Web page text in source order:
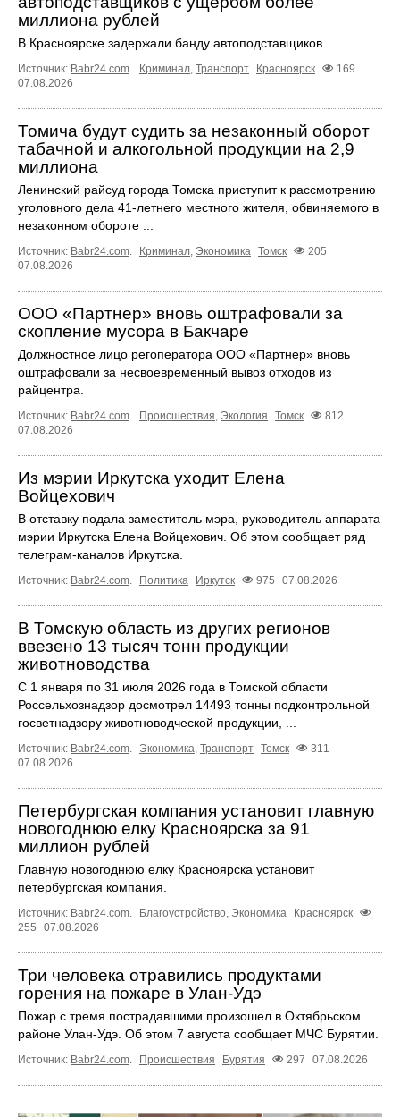
миллиона рублей
В Красноярске задержали банду автоподставщиков.
Источник: Babr24.com Криминал Транспорт Красноярск
169
07.08.2026
Томича будут судить за незаконный оборот
табачной и алкогольной продукции на 2,9
миллиона
Ленинский райсуд города Томска приступит к рассмотрению
уголовного дела 41-летнего местного жителя, обвиняемого в
незаконном обороте ...
Источник: Babr24.com Криминал Экономика Томск
205
07.08.2026
ООО «Партнер» вновь оштрафовали за
скопление мусора в Бакчаре
Должностное лицо регоператора ООО «Партнер» вновь
оштрафовали за несвоевременный вывоз отходов из
райцентра.
Источник: Babr24.com. Происшествия, Экология Томск
812
07.08.2026
Из мэрии Иркутска уходит Елена
Войцехович
В отставку подала заместитель мэра, руководитель аппарата
мэрии Иркутска Елена Войцехович. Об этом сообщает ряд
телеграм‑каналов Иркутска.
Источник: Babr24.com. Политика Иркутск 975 07.08.2026
В Томскую область из других регионов
ввезено 13 тысяч тонн продукции
животноводства
С 1 января по 31 июля 2026 года в Томской области
Россельхознадзор досмотрел 14493 тонны подконтрольной
госветнадзору животноводческой продукции, ...
Источник: Babr24.com. Экономика, Транспорт Томск
311
07.08.2026
Петербургская компания установит главную
новогоднюю елку Красноярска за 91
миллион рублей
Главную новогоднюю елку Красноярска установит
петербургская компания.
Источник: Babr24.com. Благоустройство, Экономика
Красноярск
255
07.08.2026
Три человека отравились продуктами
горения на пожаре в Улан-Удэ
Пожар с тремя пострадавшими произошел в Октябрьском
районе Улан-Удэ. Об этом 7 августа сообщает МЧС Бурятии.
Источник: Babr24.com. Происшествия Бурятия 297 07.08.2026